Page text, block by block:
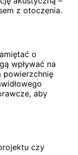
z otoczenia.
o
wpływać na
powierzchnię
aby
czy